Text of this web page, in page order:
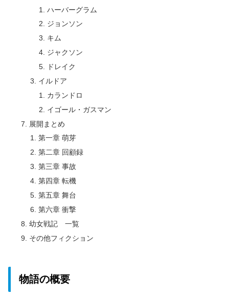
ハーバーグラム
ジョンソン
キム
ジャクソン
ドレイク
イルドア
カランドロ
イゴール・ガスマン
展開まとめ
第一章 萌芽
第二章 回顧録
第三章 事故
第四章 転機
第五章 舞台
第六章 衝撃
幼女戦記 一覧
その他フィクション
物語の概要